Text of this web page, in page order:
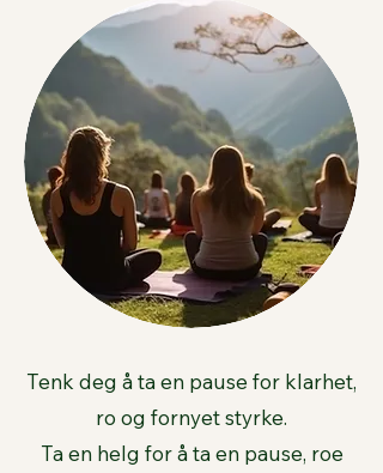
Tenk deg å ta en pause for klarhet,
ro og fornyet styrke.
Ta en helg for å ta en pause, roe